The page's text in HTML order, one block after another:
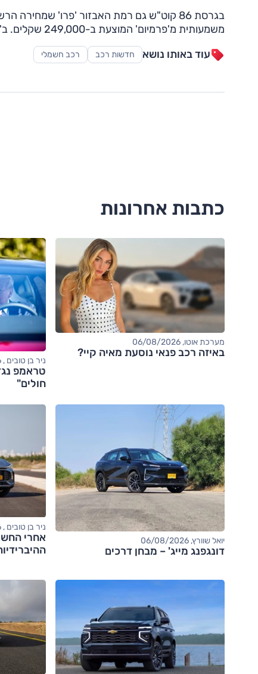
משמעותית מ'פרמיום' המוצעת ב-249,000 שקלים. ב'פרו' אפשרות לריפוד דמוי עור לבן, דיפון כחול לגג ולסביבת הנהג ועוד.
עוד באותו נושא
חדשות רכב רכב חשמלי
כתבות אחרונות
מערכת אוטו, 06/08/2026
באיזה רכב פנאי נוסעת מאיה קיי?
ניר בן טובים , 06/08/2026
טראמפ
חולים"
יואל שוורץ, 06/08/2026
דונגפנג מייג' – מבחן דרכים
ניר בן טובים , 06/08/2026